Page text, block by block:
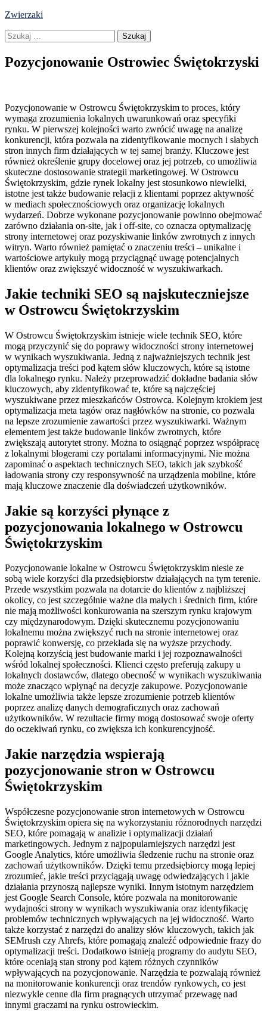
Skip
content
Zwierzaki
Szukaj:
Pozycjonowanie Ostrowiec Świętokrzyski
Pozycjonowanie w Ostrowcu Świętokrzyskim to proces, który
wymaga zrozumienia lokalnych uwarunkowań oraz specyfiki
rynku. W pierwszej kolejności warto zwrócić uwagę na analizę
konkurencji, która pozwala na zidentyfikowanie mocnych i słabych
stron innych firm działających w tej samej branży. Kluczowe jest
również określenie grupy docelowej oraz jej potrzeb, co umożliwia
skuteczne dostosowanie strategii marketingowej. W Ostrowcu
Świętokrzyskim, gdzie rynek lokalny jest stosunkowo niewielki,
istotne jest także budowanie relacji z klientami poprzez aktywność
w mediach społecznościowych oraz organizację lokalnych
wydarzeń. Dobrze wykonane pozycjonowanie powinno obejmować
zarówno działania on-site, jak i off-site, co oznacza optymalizację
strony internetowej oraz pozyskiwanie linków zwrotnych z innych
witryn. Warto również pamiętać o znaczeniu treści – unikalne i
wartościowe artykuły mogą przyciągnąć uwagę potencjalnych
klientów oraz zwiększyć widoczność w wyszukiwarkach.
Jakie techniki SEO są najskuteczniejsze
w Ostrowcu Świętokrzyskim
W Ostrowcu Świętokrzyskim istnieje wiele technik SEO, które
mogą przyczynić się do poprawy widoczności strony internetowej
w wynikach wyszukiwania. Jedną z najważniejszych technik jest
optymalizacja treści pod kątem słów kluczowych, które są istotne
dla lokalnego rynku. Należy przeprowadzić dokładne badania słów
kluczowych, aby zidentyfikować te, które są najczęściej
wyszukiwane przez mieszkańców Ostrowca. Kolejnym krokiem jest
optymalizacja meta tagów oraz nagłówków na stronie, co pozwala
na lepsze zrozumienie zawartości przez wyszukiwarki. Ważnym
elementem jest także budowanie linków zwrotnych, które
zwiększają autorytet strony. Można to osiągnąć poprzez współpracę
z lokalnymi blogerami czy portalami informacyjnymi. Nie można
zapominać o aspektach technicznych SEO, takich jak szybkość
ładowania strony czy responsywność na urządzenia mobilne, które
mają kluczowe znaczenie dla doświadczeń użytkowników.
Jakie są korzyści płynące z
pozycjonowania lokalnego w Ostrowcu
Świętokrzyskim
Pozycjonowanie lokalne w Ostrowcu Świętokrzyskim niesie ze
sobą wiele korzyści dla przedsiębiorstw działających na tym terenie.
Przede wszystkim pozwala na dotarcie do klientów z najbliższej
okolicy, co jest szczególnie ważne dla małych i średnich firm, które
nie mają możliwości konkurowania na szerszym rynku krajowym
czy międzynarodowym. Dzięki skutecznemu pozycjonowaniu
lokalnemu można zwiększyć ruch na stronie internetowej oraz
poprawić konwersję, co przekłada się na wyższe przychody.
Kolejną korzyścią jest budowanie marki i jej rozpoznawalności
wśród lokalnej społeczności. Klienci często preferują zakupy u
lokalnych dostawców, dlatego obecność w wynikach wyszukiwania
może znacząco wpłynąć na decyzje zakupowe. Pozycjonowanie
lokalne umożliwia także lepsze zrozumienie potrzeb klientów
poprzez analizę danych demograficznych oraz zachowań
użytkowników. W rezultacie firmy mogą dostosować swoje oferty
do oczekiwań rynku, co zwiększa ich konkurencyjność.
Jakie narzędzia wspierają
pozycjonowanie stron w Ostrowcu
Świętokrzyskim
Współczesne pozycjonowanie stron internetowych w Ostrowcu
Świętokrzyskim opiera się na wykorzystaniu różnorodnych narzędzi
SEO, które pomagają w analizie i optymalizacji działań
marketingowych. Jednym z najpopularniejszych narzędzi jest
Google Analytics, które umożliwia śledzenie ruchu na stronie oraz
zachowań użytkowników. Dzięki temu przedsiębiorcy mogą lepiej
zrozumieć, jakie treści przyciągają uwagę odwiedzających i jakie
działania przynoszą najlepsze wyniki. Innym istotnym narzędziem
jest Google Search Console, które pozwala na monitorowanie
wydajności strony w wynikach wyszukiwania oraz identyfikację
problemów technicznych wpływających na jej widoczność. Warto
także korzystać z narzędzi do analizy słów kluczowych, takich jak
SEMrush czy Ahrefs, które pomagają znaleźć odpowiednie frazy do
optymalizacji treści. Dodatkowo istnieją programy do audytu SEO,
które oceniają stan strony pod kątem różnych czynników
wpływających na pozycjonowanie. Narzędzia te pozwalają również
na monitorowanie konkurencji oraz trendów rynkowych, co jest
niezwykle cenne dla firm pragnących utrzymać przewagę nad
innymi graczami na rynku ostrowieckim.